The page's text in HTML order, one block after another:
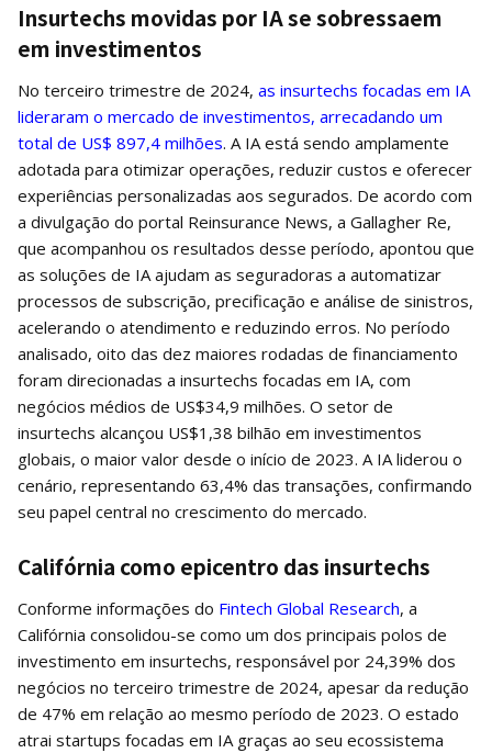
Insurtechs movidas por IA se sobressaem
em investimentos
No terceiro trimestre de 2024, as insurtechs focadas em IA
lideraram o mercado de investimentos, arrecadando um
total de US$ 897,4 milhões. A IA está sendo amplamente
adotada para otimizar operações, reduzir custos e oferecer
experiências personalizadas aos segurados. De acordo com
a divulgação do portal Reinsurance News, a Gallagher Re,
que acompanhou os resultados desse período, apontou que
as soluções de IA ajudam as seguradoras a automatizar
processos de subscrição, precificação e análise de sinistros,
acelerando o atendimento e reduzindo erros. No período
analisado, oito das dez maiores rodadas de financiamento
foram direcionadas a insurtechs focadas em IA, com
negócios médios de US$34,9 milhões. O setor de
insurtechs alcançou US$1,38 bilhão em investimentos
globais, o maior valor desde o início de 2023. A IA liderou o
cenário, representando 63,4% das transações, confirmando
seu papel central no crescimento do mercado.
Califórnia como epicentro das insurtechs
Conforme informações do Fintech Global Research, a
Califórnia consolidou-se como um dos principais polos de
investimento em insurtechs, responsável por 24,39% dos
negócios no terceiro trimestre de 2024, apesar da redução
de 47% em relação ao mesmo período de 2023. O estado
atrai startups focadas em IA graças ao seu ecossistema